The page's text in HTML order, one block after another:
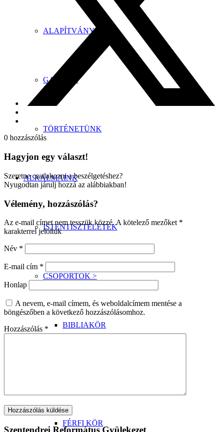
ALAPÍTVÁNYOK
GALÉRIA
TÖRTÉNETÜNK
ALKALMAINK
ISTENTISZTELETEK
CSOPORTOK >
BIBLIAKÖR
FÉRFI KÖR
0 hozzászólás
Hagyjon egy választ!
Szeretne csatlakozni a beszélgetéshez?
Nyugodtan járulj hozzá az alábbiakban!
Vélemény, hozzászólás?
Az e-mail címet nem tesszük közzé. A kötelező mezőket *
karakterrel jelöltük
Név *
E-mail cím *
Honlap
A nevem, e-mail címem, és weboldalcímem mentése a
böngészőben a következő hozzászólásomhoz.
Hozzászólás *
Szentendrei Református Gyülekezet